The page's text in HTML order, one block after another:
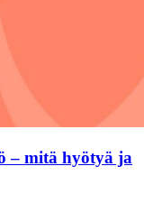
– mitä hyötyä ja